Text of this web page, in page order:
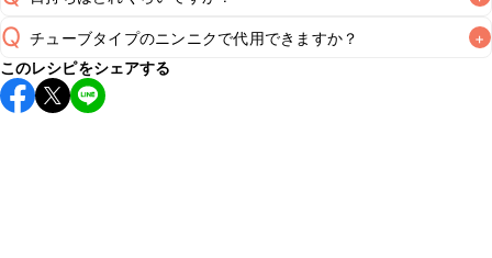
A
こちらのレシピは出来たてをお召し上がりいただくことをお
すすめします。
※日持ちは目安です。
Q チューブタイプのニンニクで代用できますか？ +
A
チューブタイプのニンニクを使用してもお作りいただけま
す。小さじ1/2を目安に加え、お好みの風味になるようご調節
このレシピをシェアする